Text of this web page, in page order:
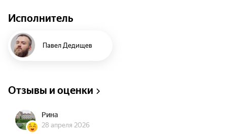
нестандартного юмора, основанного на анализе
бытовых ситуаций, семейных отношений и
острых моментов из собственной жизни.
Совершенно новый и полный неожиданных
Приготовьтесь взглянуть на повседневность с
будет весело, свежо и по-настоящему
остроумно!
Исполнитель
Павел Дедищев
Отзывы и оценки
Рина
28 апреля 2026